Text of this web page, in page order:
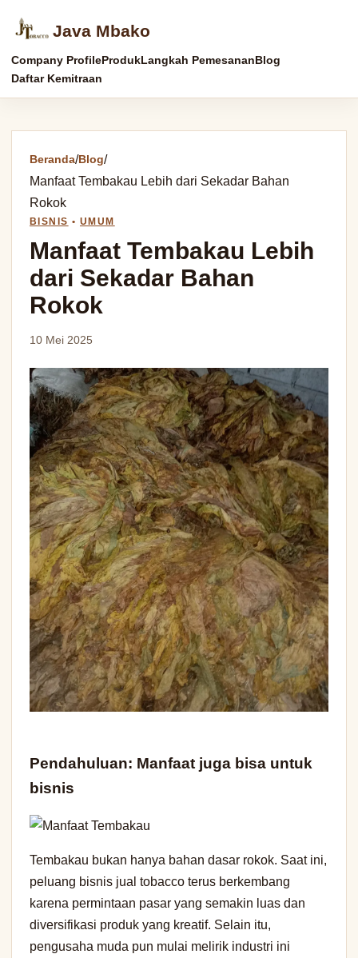
Java Mbako
Company ProfileProdukLangkah PemesananBlog
Daftar Kemitraan
Beranda/Blog/
Manfaat Tembakau Lebih dari Sekadar Bahan
Rokok
BISNIS • UMUM
Manfaat Tembakau Lebih
dari Sekadar Bahan
Rokok
10 Mei 2025
Pendahuluan: Manfaat juga bisa untuk
bisnis
Tembakau bukan hanya bahan dasar rokok. Saat ini,
peluang bisnis jual tobacco terus berkembang
karena permintaan pasar yang semakin luas dan
diversifikasi produk yang kreatif. Selain itu,
pengusaha muda pun mulai melirik industri ini